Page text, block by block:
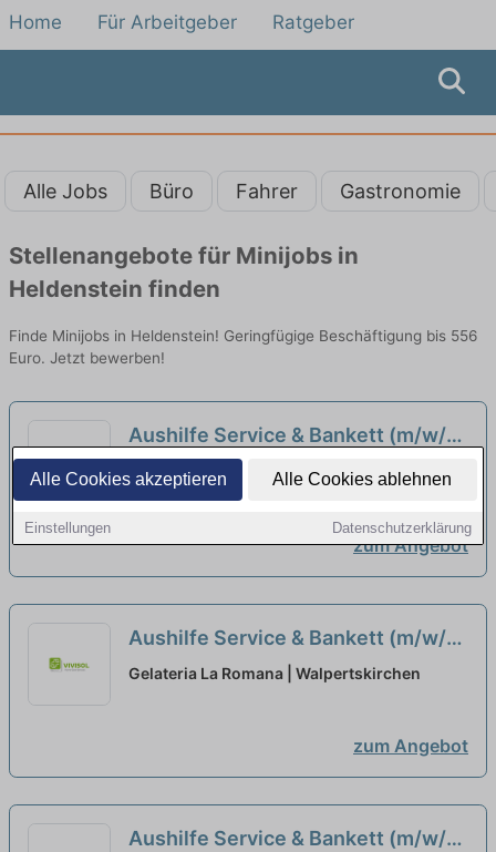
Alle Cookies akzeptieren Alle Cookies ablehnen
Einstellungen Datenschutzerklärung
Home Für Arbeitgeber Ratgeber
Alle Jobs Büro Fahrer Gastronomie
Stellenangebote für Minijobs in
Heldenstein finden
Finde Minijobs in Heldenstein! Geringfügige Beschäftigung bis 556
Euro. Jetzt bewerben!
Aushilfe Service & Bankett (m/w/d)
Minijob in Walpertskirchen bei
Landhotel Hallnberg
Dorint Resort Baltic Hills Usedom |
Walpertskirchen
zum Angebot
Aushilfe Service & Bankett (m/w/d)
Minijob in Walpertskirchen bei
Gelateria La Romana | Walpertskirchen
zum Angebot
Aushilfe Service & Bankett (m/w/d)